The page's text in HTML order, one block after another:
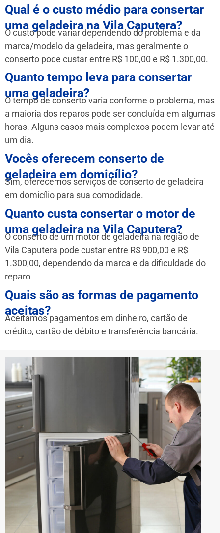
Qual é o custo médio para consertar
uma geladeira na Vila Caputera?
O custo pode variar dependendo do problema e da
marca/modelo da geladeira, mas geralmente o
conserto pode custar entre R$ 100,00 e R$ 1.300,00.
Quanto tempo leva para consertar
uma geladeira?
O tempo de conserto varia conforme o problema, mas
a maioria dos reparos pode ser concluída em algumas
horas. Alguns casos mais complexos podem levar até
um dia.
Vocês oferecem conserto de
geladeira em domicílio?
Sim, oferecemos serviços de conserto de geladeira
em domicílio para sua comodidade.
Quanto custa consertar o motor de
uma geladeira na Vila Caputera?
O conserto de um motor de geladeira na região de
Vila Caputera pode custar entre R$ 900,00 e R$
1.300,00, dependendo da marca e da dificuldade do
reparo.
Quais são as formas de pagamento
aceitas?
Aceitamos pagamentos em dinheiro, cartão de
crédito, cartão de débito e transferência bancária.